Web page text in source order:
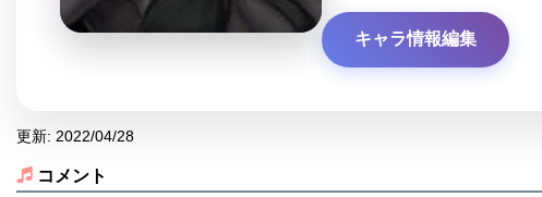
キャラ情報編集
更新: 2022/04/28
コメント